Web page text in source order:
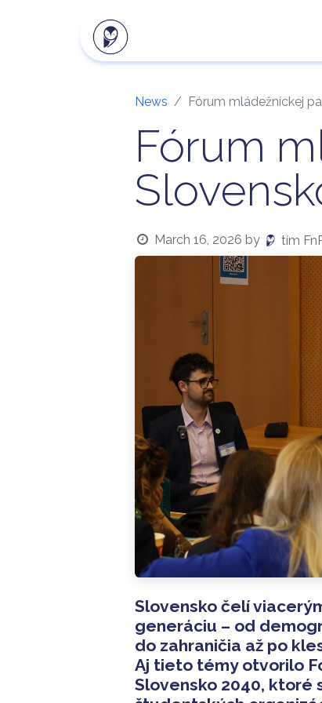
News Fórum mládežníckej
Fórum
March 16, 2026 by tím
Slovensko čelí
generáciu – od
do zahraničia až po
Aj tieto témy otvorilo
Slovensko 2040, ktoré